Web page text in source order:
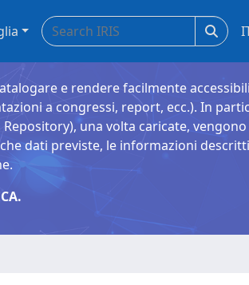
e rendere facilmente
a congressi, report, ecc.). In
una volta caricate, vengono
dati previste, le informazioni